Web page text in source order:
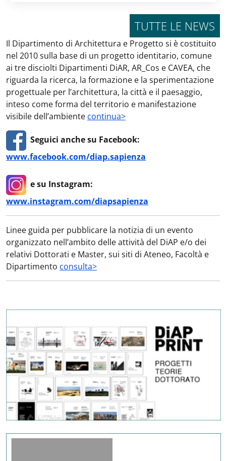
TUTTE LE NEWS
Il Dipartimento di Architettura e Progetto si è costituito
nel 2010 sulla base di un progetto identitario, comune
ai tre disciolti Dipartimenti DiAR, AR_Cos e CAVEA, che
riguarda la ricerca, la formazione e la sperimentazione
progettuale per l’architettura, la città e il paesaggio,
inteso come forma del territorio e manifestazione
visibile dell’ambiente continua>
Seguici anche su Facebook:
www.facebook.com/diap.sapienza
e su Instagram:
www.instagram.com/diapsapienza
Linee guida per pubblicare la notizia di un evento
organizzato nell’ambito delle attività del DiAP e/o dei
relativi Dottorati e Master, sui siti di Ateneo, Facoltà e
Dipartimento consulta>